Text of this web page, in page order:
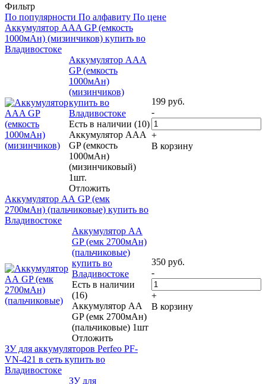
Фильтр
По популярности По алфавиту По цене
Аккумулятор ААA GP (емкость
1000мАн) (мизинчиков) купить во
Владивостоке
Аккумулятор ААA
GP (емкость
1000мАн)
(мизинчиков)
купить во
Владивостоке
Есть в наличии (10)
Аккумулятор ААA
GP (емкость
1000мАн)
(мизинчиковый)
1шт.
Отложить
199 руб.
-
+
В корзину
Аккумулятор АА GP (емк
2700мАн) (пальчиковые) купить во
Владивостоке
Аккумулятор АА
GP (емк 2700мАн)
(пальчиковые)
купить во
Владивостоке
Есть в наличии
(16)
Аккумулятор АА
GP (емк 2700мАн)
(пальчиковые) 1шт
Отложить
350 руб.
-
+
В корзину
ЗУ для аккумуляторов Perfeo PF-
VN-421 в сеть купить во
Владивостоке
ЗУ для